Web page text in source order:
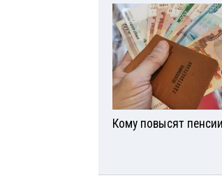
Кому повысят пенсии